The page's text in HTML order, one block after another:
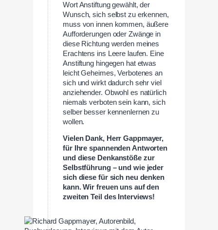
Wort Anstiftung gewählt, der
Wunsch, sich selbst zu erkennen,
muss von innen kommen, äußere
Aufforderungen oder Zwänge in
diese Richtung werden meines
Erachtens ins Leere laufen. Eine
Anstiftung hingegen hat etwas
leicht Geheimes, Verbotenes an
sich und wirkt dadurch sehr viel
anziehender. Obwohl es natürlich
niemals verboten sein kann, sich
selber besser kennenlernen zu
wollen.
Vielen Dank, Herr Gappmayer,
für Ihre spannenden Antworten
und diese Denkanstöße zur
Selbstführung – und wie jeder
sich diese für sich neu denken
kann. Wir freuen uns auf den
zweiten Teil des Interviews!